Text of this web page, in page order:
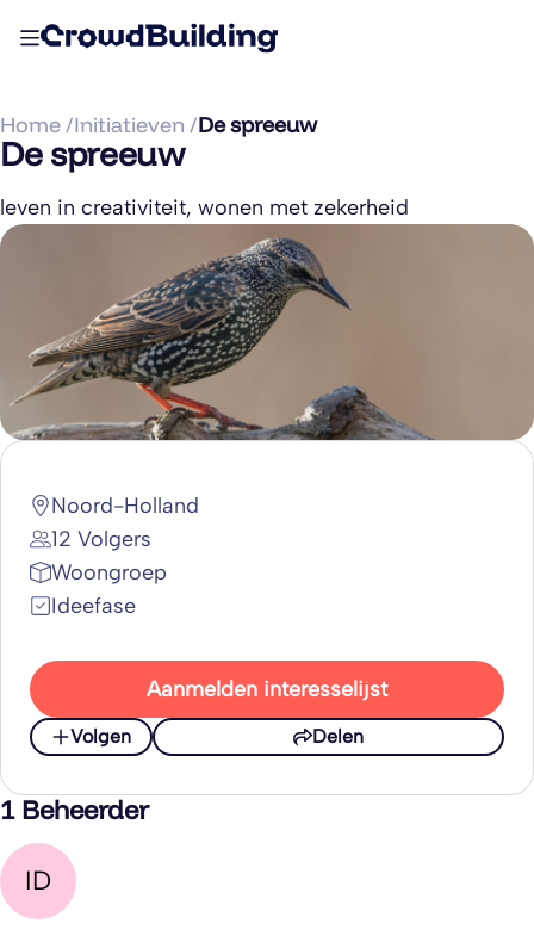
Home /Initiatieven /De spreeuw
De spreeuw
leven in creativiteit, wonen met zekerheid
Noord-Holland
12 Volgers
Woongroep
Ideefase
Aanmelden interesselijst
Volgen Delen
1 Beheerder
ID